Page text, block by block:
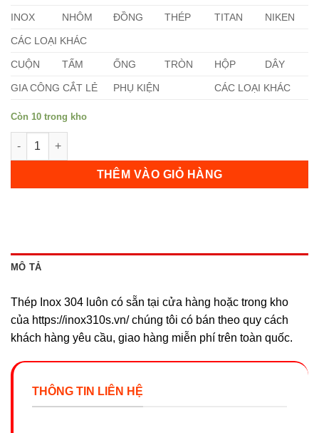
INOX NHÔM ĐỒNG THÉP TITAN NIKEN
CÁC LOẠI KHÁC
CUỘN TẤM ỐNG TRÒN HỘP DÂY
GIA CÔNG CẮT LẺ PHỤ KIỆN CÁC LOẠI KHÁC
Còn 10 trong kho
Thép Inox 304 số lượng
THÊM VÀO GIỎ HÀNG
MÔ TẢ
Thép Inox 304 luôn có sẵn tại cửa hàng hoặc trong kho
của https://inox310s.vn/ chúng tôi có bán theo quy cách
khách hàng yêu cầu, giao hàng miễn phí trên toàn quốc.
THÔNG TIN LIÊN HỆ